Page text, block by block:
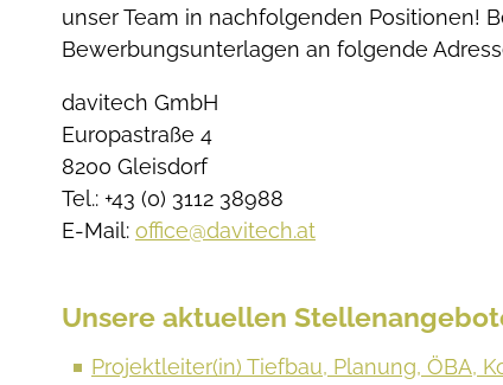
unser Team in nachfolgenden Positionen!
Bewerbungsunterlagen an folgende
davitech GmbH
Europastraße 4
8200 Gleisdorf
Tel.: +43 (0) 3112 38988
E-Mail: office@davitech.at
Unsere aktuellen
Projektleiter(in) Tiefbau, Planung, ÖBA,